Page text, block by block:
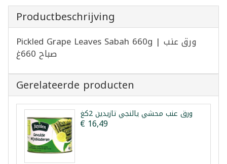
Productbeschrijving
Pickled Grape Leaves Sabah 660g | ورق عنب
صباح 660غ
Gerelateerde producten
ورق عنب محشي يالنجي تازيدين 2كغ
€ 16,49